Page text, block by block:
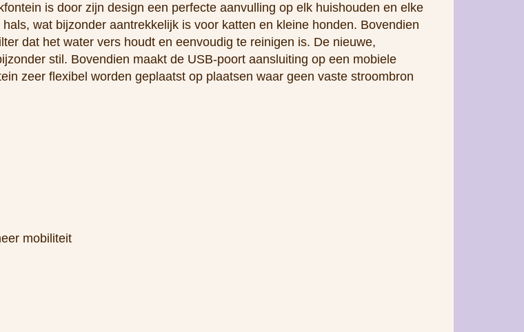
is door zijn design een perfecte aanvulling op elk huishouden en elke
wat bijzonder aantrekkelijk is voor katten en kleine honden. Bovendien
dat het water vers houdt en eenvoudig te reinigen is. De nieuwe,
stil. Bovendien maakt de USB-poort aansluiting op een mobiele
zeer flexibel worden geplaatst op plaatsen waar geen vaste stroombron
mobiliteit